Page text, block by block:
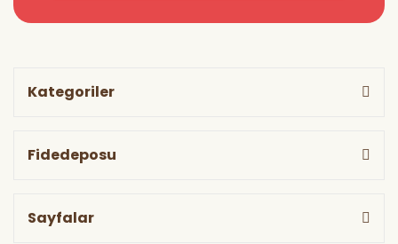
Kategoriler
Fidedeposu
Sayfalar